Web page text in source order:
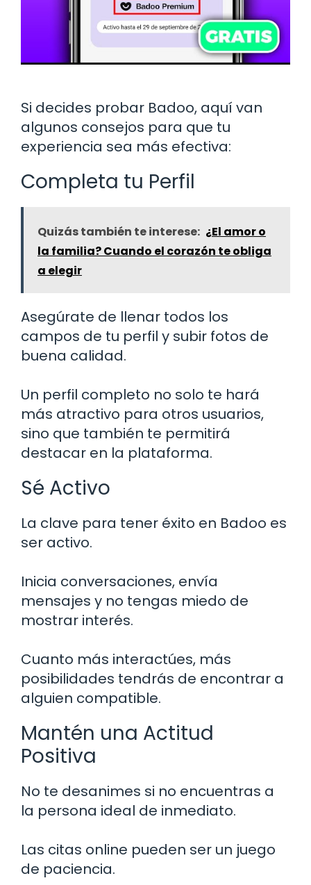
Si decides probar Badoo, aquí van
algunos consejos para que tu
experiencia sea más efectiva:
Completa tu Perfil
Quizás también te interese: ¿El amor o
la familia? Cuando el corazón te obliga
a elegir
Asegúrate de llenar todos los
campos de tu perfil y subir fotos de
buena calidad.
Un perfil completo no solo te hará
más atractivo para otros usuarios,
sino que también te permitirá
destacar en la plataforma.
Sé Activo
La clave para tener éxito en Badoo es
ser activo.
Inicia conversaciones, envía
mensajes y no tengas miedo de
mostrar interés.
Cuanto más interactúes, más
posibilidades tendrás de encontrar a
alguien compatible.
Mantén una Actitud
Positiva
No te desanimes si no encuentras a
la persona ideal de inmediato.
Las citas online pueden ser un juego
de paciencia.